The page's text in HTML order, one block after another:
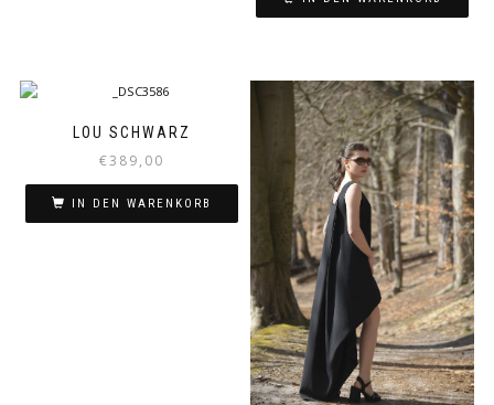
LOU SCHWARZ
€389,00
IN DEN WARENKORB